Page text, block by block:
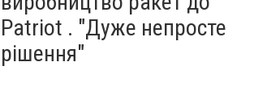
Patriot . "Дуже непросте
рішення"